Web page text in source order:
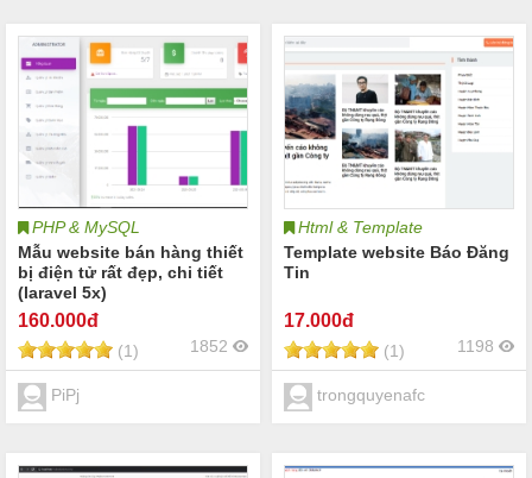
PHP & MySQL
Mẫu website bán hàng thiết
bị điện tử rất đẹp, chi tiết
(laravel 5x)
160.000đ
(1) 1852
PiPj
Html & Template
Template website Báo Đăng
Tin
17.000đ
(1) 1198
trongquyenafc